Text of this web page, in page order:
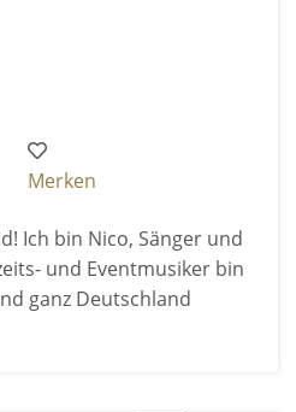
Merken
Ich bin Nico, Sänger und
und Eventmusiker bin
ganz Deutschland